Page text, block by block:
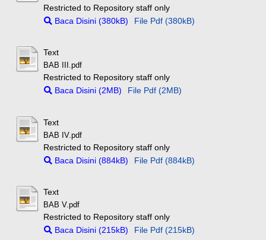
Restricted to Repository staff only
Baca Disini (380kB)
File Pdf (380kB)
Text
BAB III.pdf
Restricted to Repository staff only
Baca Disini (2MB)
File Pdf (2MB)
Text
BAB IV.pdf
Restricted to Repository staff only
Baca Disini (884kB)
File Pdf (884kB)
Text
BAB V.pdf
Restricted to Repository staff only
Baca Disini (215kB)
File Pdf (215kB)